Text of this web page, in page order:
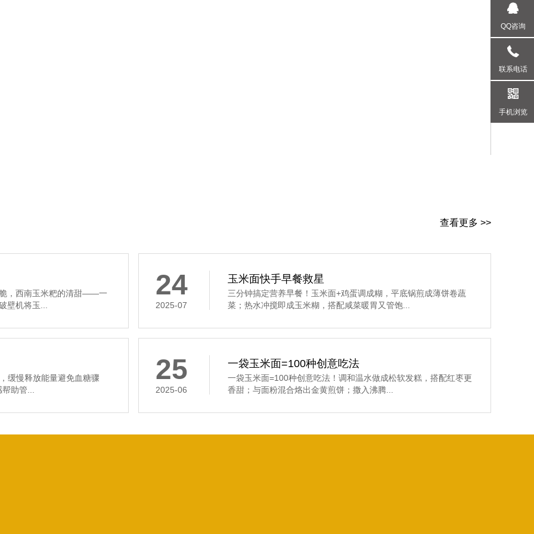
查看更多 >>
，西南玉米粑的清甜——一
壁机将玉...
24
2025-07
玉米面快手早餐救星
三分钟搞定营养早餐！玉米面+鸡蛋调成糊，平底锅煎成薄饼卷蔬
菜；热水冲搅即成玉米糊，搭配咸菜暖胃又管饱...
缓慢释放能量避免血糖骤
助管...
25
2025-06
一袋玉米面=100种创意吃法
一袋玉米面=100种创意吃法！调和温水做成松软发糕，搭配红枣更
香甜；与面粉混合烙出金黄煎饼；撒入沸腾...
QQ咨询
联系电话
手机浏览